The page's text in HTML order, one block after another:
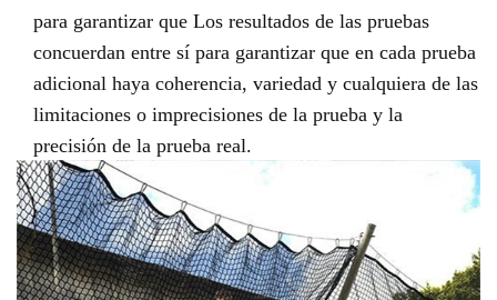
para garantizar que Los resultados de las pruebas
concuerdan entre sí para garantizar que en cada prueba
adicional haya coherencia, variedad y cualquiera de las
limitaciones o imprecisiones de la prueba y la
precisión de la prueba real.